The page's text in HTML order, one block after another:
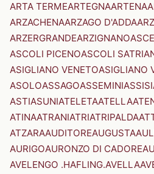
ARTA TERMEARTEGNAARTENA
ARZACHENAARZAGO D'ADDA
ARZERGRANDEARZIGNANO
ASCOLI PICENOASCOLI
ASIGLIANO VENETOASIGLIANO
ASOLOASSAGOASSEMINIASSISI
ASTIASUNIATELETAATELLA
ATINAATRANIATRIATRIPALDA
ATZARAAUDITOREAUGUSTA
AURIGOAURONZO DI CADORE
AVELENGO .HAFLING.AVELLA